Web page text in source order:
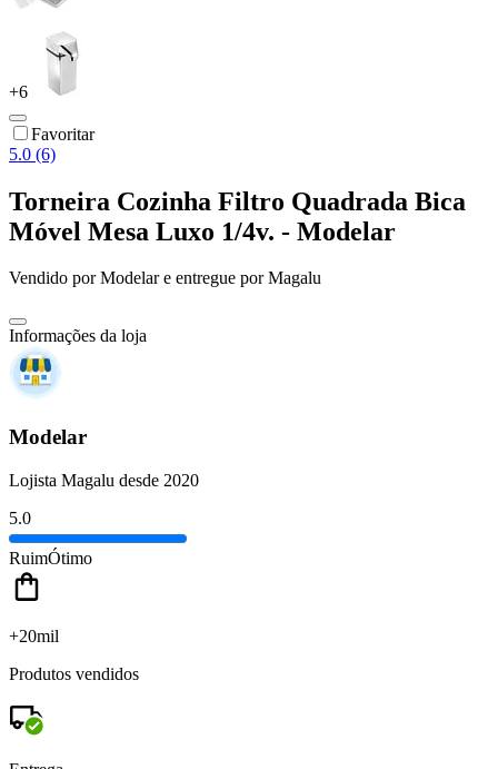
+6
Favoritar
5.0 (6)
Torneira Cozinha Filtro Quadrada Bica
Móvel Mesa Luxo 1/4v. - Modelar
Vendido porModelare entregue por Magalu
Informações da loja
Modelar
Lojista Magalu desde 2020
5.0
RuimÓtimo
+20mil
Produtos vendidos